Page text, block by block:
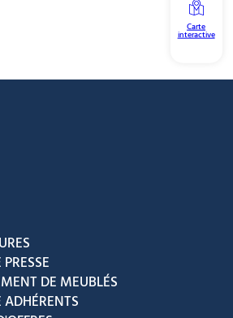
Carte
interactive
DE MEUBLÉS
ADHÉRENTS